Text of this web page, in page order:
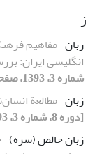
ز
زبان مفاهیم
انگلیسی ایران:
شماره 3، 1393، صفحه 65-89]
زبان مطالعة
[دوره 8، شماره 3، 1393، صفحه 109-128]
زبان خالص (سره)